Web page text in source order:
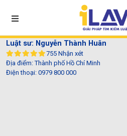
Luật sư: Nguyễn Thành Huân
755 Nhận xét
Địa điểm: Thành phố Hồ Chí Minh
Điện thoại: 0979 800 000